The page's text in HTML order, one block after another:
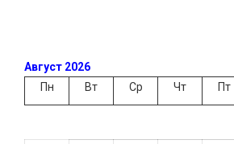
Август 2026
Пн
Вт Ср Чт Пт